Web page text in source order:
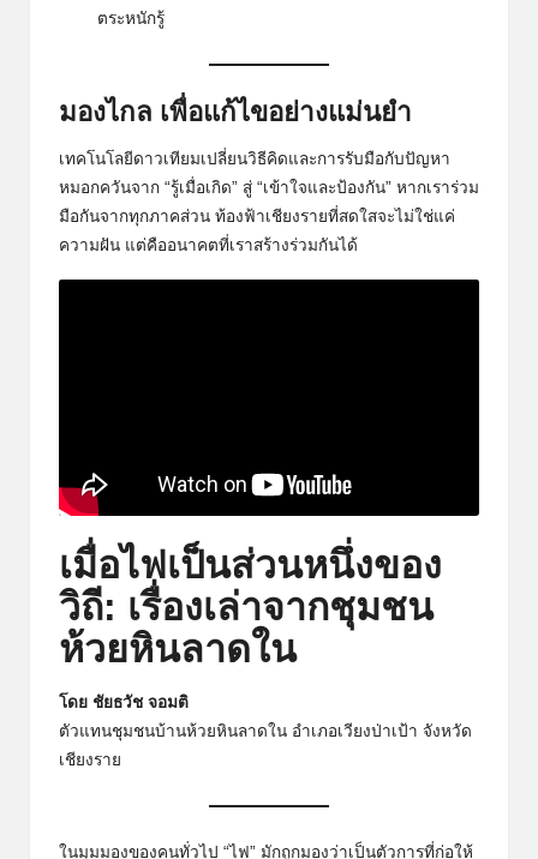
ตระหนักรู้
มองไกล เพื่อแก้ไขอย่างแม่นยำ
เทคโนโลยีดาวเทียมเปลี่ยนวิธีคิดและการรับมือกับปัญหา
หมอกควันจาก “รู้เมื่อเกิด” สู่ “เข้าใจและป้องกัน” หากเราร่วม
มือกันจากทุกภาคส่วน ท้องฟ้าเชียงรายที่สดใสจะไม่ใช่แค่
ความฝัน แต่คืออนาคตที่เราสร้างร่วมกันได้
เมื่อไฟเป็นส่วนหนึ่งของ
วิถี: เรื่องเล่าจากชุมชน
ห้วยหินลาดใน
โดย ชัยธวัช จอมติ
ตัวแทนชุมชนบ้านห้วยหินลาดใน อำเภอเวียงป่าเป้า จังหวัด
เชียงราย
ในมุมมองของคนทั่วไป “ไฟ” มักถูกมองว่าเป็นตัวการที่ก่อให้